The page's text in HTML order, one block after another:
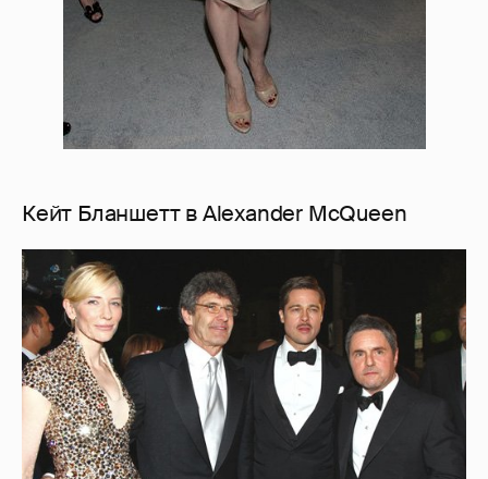
Кейт Бланшетт в Alexander McQueen